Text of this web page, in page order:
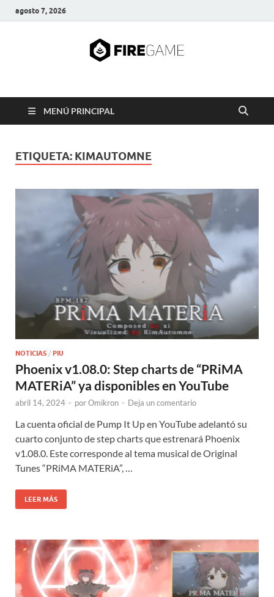
agosto 7, 2026
FIRE GAME
MENÚ PRINCIPAL
ETIQUETA: KIMAUTOMNE
NOTICIAS / PIU
Phoenix v1.08.0: Step charts de “PRiMA
MATERiA” ya disponibles en YouTube
abril 14, 2024 - porOmikron - Deja un comentario
La cuenta oficial de Pump It Up en YouTube adelantó su
cuarto conjunto de step charts que estrenará Phoenix
v1.08.0. Este corresponde al tema musical de Original
Tunes “PRiMA MATERiA”, …
LEER MÁS